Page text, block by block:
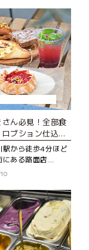
さん必見！全部食
ブション仕込み
ン
駅から徒歩4分ほど
にある路面店
Bakery（ブ
世界的に有名なフ
理店「ジョエル・